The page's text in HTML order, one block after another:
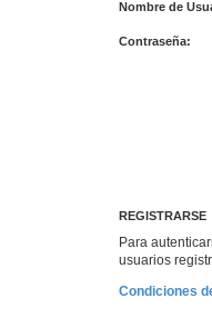
Nombre de
Contraseña:
REGISTRARSE
Para
usuarios
Condiciones